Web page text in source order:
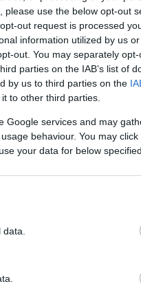
use the below opt-out
out request is processed
information utilized by us
out. You may separately
parties on the IAB’s list of
by us to third parties on the
to other third parties.
Google services and may
behaviour. You may
your data for below
αυτή. Το αίσθημα
ότι